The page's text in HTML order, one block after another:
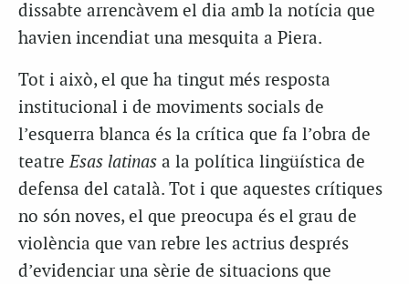
dissabte arrencàvem el dia amb la notícia que
havien incendiat una mesquita a Piera.
Tot i això, el que ha tingut més resposta
institucional i de moviments socials de
l’esquerra blanca és la crítica que fa l’obra de
teatreEsas latinas a la política lingüística de
defensa del català. Tot i que aquestes crítiques
no són noves, el que preocupa és el grau de
violència que van rebre les actrius després
d’evidenciar una sèrie de situacions que